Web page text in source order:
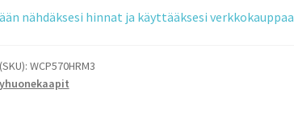
nähdäksesi hinnat ja käyttääksesi verkkokauppaa
WCP570HRM3